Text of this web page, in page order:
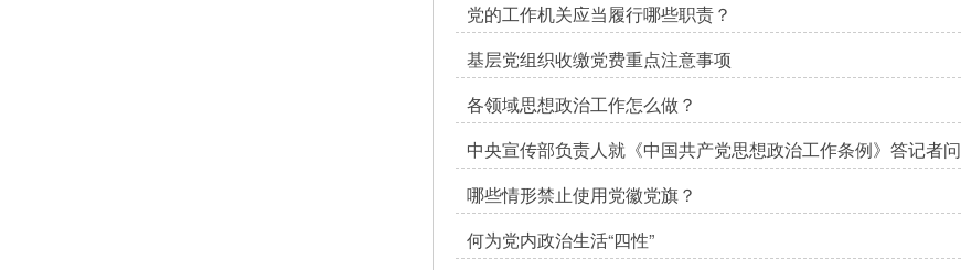
党的工作机关应当履行哪些职责？
基层党组织收缴党费重点注意事项
各领域思想政治工作怎么做？
中央宣传部负责人就《中国共产党思想政治工作条例》答记者问
哪些情形禁止使用党徽党旗？
何为党内政治生活“四性”